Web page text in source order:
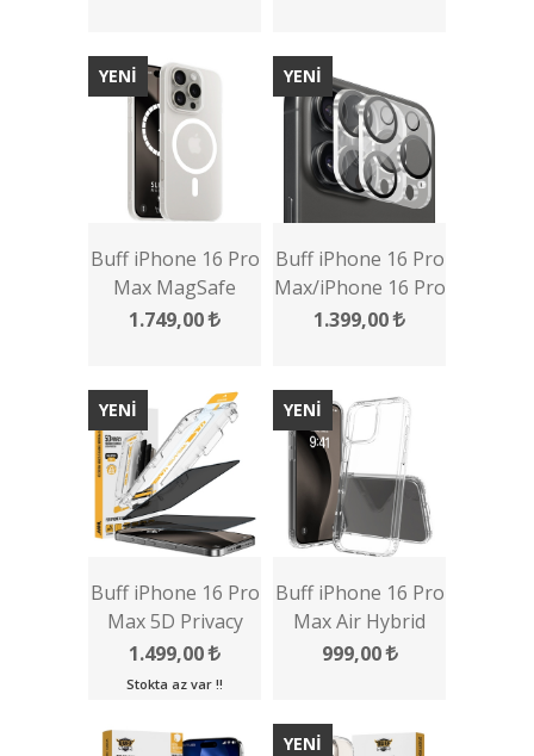
YENİ
Buff iPhone 16 Pro
Max MagSafe
Slimfy Kılıf
1.749,00
YENİ
Buff iPhone 16 Pro
Max/iPhone 16 Pro
Şeffaf Lens
1.399,00
YENİ
Buff iPhone 16 Pro
Max 5D Privacy
EasyFit 2 Adet
Ekran Koruyucu
1.499,00
Stokta az var !!
YENİ
Buff iPhone 16 Pro
Max Air Hybrid
Şeffaf Kılıf
999,00
YENİ